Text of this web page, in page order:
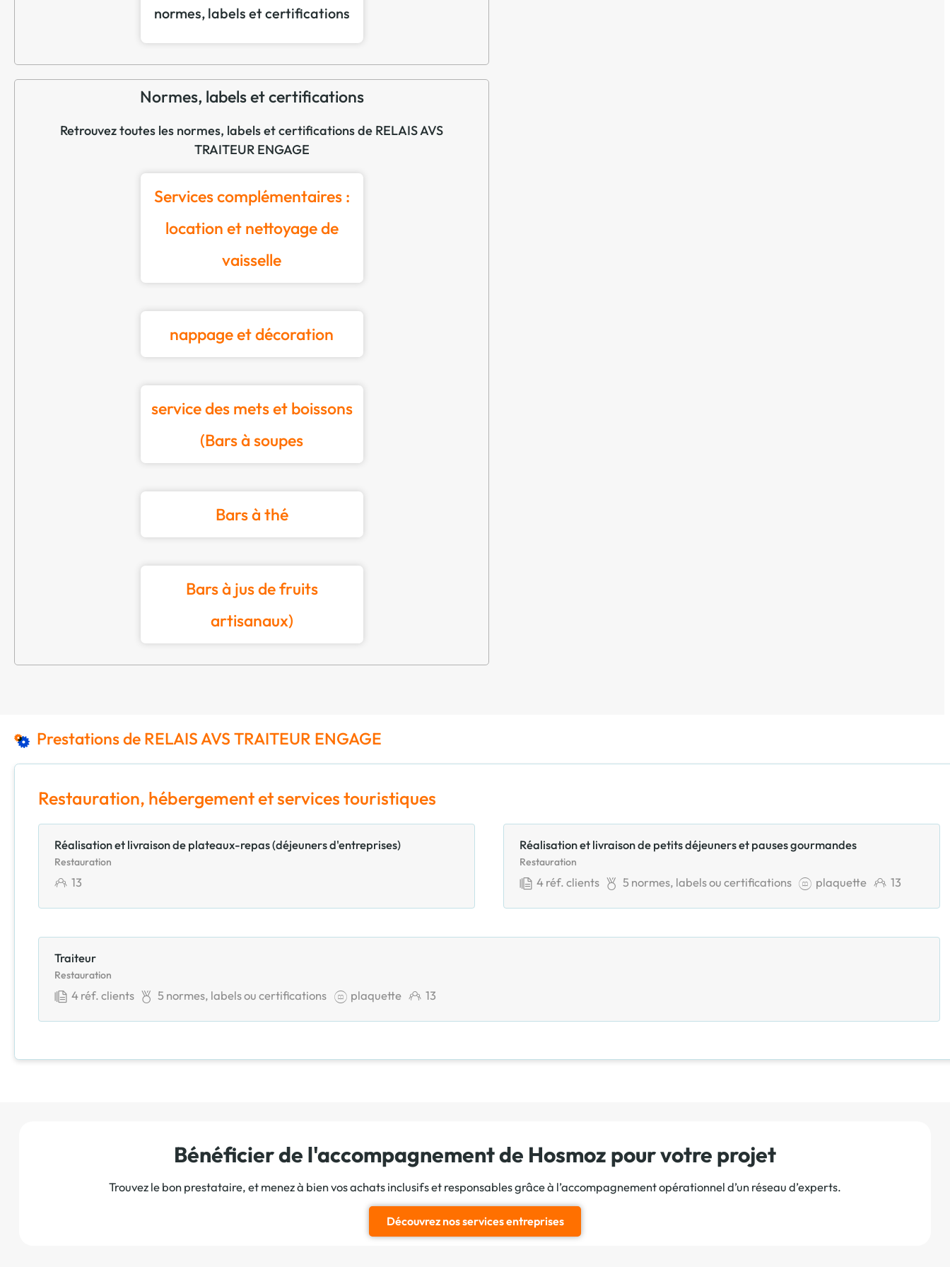
normes, labels et certifications
Normes, labels et certifications
Retrouvez toutes les normes, labels et certifications de RELAIS AVS
TRAITEUR ENGAGE
Services complémentaires :
location et nettoyage de
vaisselle
nappage et décoration
service des mets et boissons
(Bars à soupes
Bars à thé
Bars à jus de fruits
artisanaux)
Prestations de RELAIS AVS TRAITEUR ENGAGE
Restauration, hébergement et services touristiques
Réalisation et livraison de plateaux-repas (déjeuners d'entreprises)
Restauration
13
Réalisation et livraison de petits déjeuners et pauses gourmandes
Restauration
4réf. clients 5normes, labels ou certifications plaquette 13
Traiteur
Restauration
4réf. clients 5normes, labels ou certifications plaquette 13
Bénéficier de l'accompagnement de Hosmoz pour votre projet
Trouvez le bon prestataire, et menez à bien vos achats inclusifs et responsables grâce à l’accompagnement opérationnel d’un réseau d’experts.
Découvrez nos services entreprises